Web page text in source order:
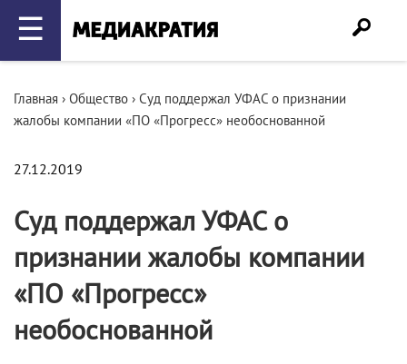
☰
Главная › Общество › Суд поддержал УФАС о признании
жалобы компании «ПО «Прогресс» необоснованной
27.12.2019
Суд поддержал УФАС о
признании жалобы компании
«ПО «Прогресс»
необоснованной